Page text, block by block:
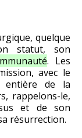
quelque
statut, son
. Les
avec le
de la
rappelons-le,
et de son
résurrection.